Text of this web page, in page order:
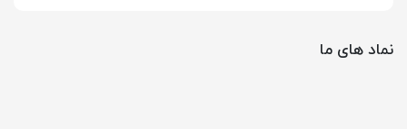
نماد های ما